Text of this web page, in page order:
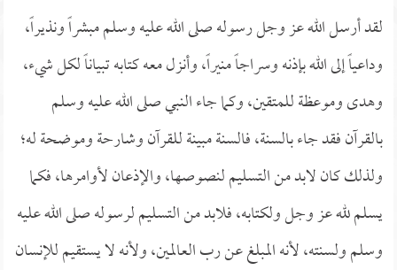
لقد أرسل الله عز وجل رسوله صلى الله عليه وسلم مبشراً ونذيراً،
وداعياً إلى الله بإذنه وسراجاً منيراً، وأنزل معه كتابه تبياناً لكل شيء،
وهدى وموعظة للمتقين، وكما جاء النبي صلى الله عليه وسلم
بالقرآن فقد جاء بالسنة، فالسنة مبينة للقرآن وشارحة وموضحة له؛
ولذلك كان لابد من التسليم لنصوصها، والإذعان لأوامرها، فكما
يسلم لله عز وجل ولكتابه، فلابد من التسليم لرسوله صلى الله عليه
وسلم ولسنته، لأنه المبلغ عن رب العالمين، ولأنه لا يستقيم للإنسان